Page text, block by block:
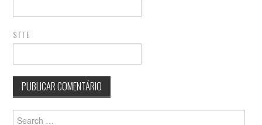
SITE
Search